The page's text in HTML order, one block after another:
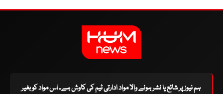
ہم نیوز پر شائع یا نشر ہونے والا مواد ادارتی ٹیم کی کاوش ہے۔ اس مواد کو بغیر